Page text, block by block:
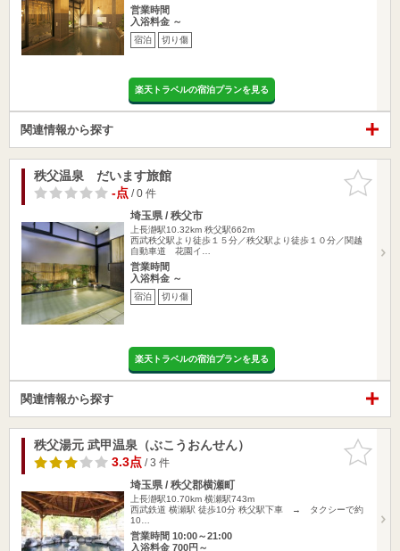
営業時間
入浴料金 ～
宿泊 切り傷
楽天トラベルの宿泊プランを見る
関連情報から探す
お気に入
りに追加
秩父温泉 だいます旅館
-点/ 0 件
埼玉県 / 秩父市
上長瀞駅10.32km 秩父駅662m
西武秩父駅より徒歩１５分／秩父駅より徒歩１０分／関越
自動車道 花園イ…
営業時間
入浴料金 ～
宿泊 切り傷
楽天トラベルの宿泊プランを見る
関連情報から探す
お気に入
りに追加
秩父湯元 武甲温泉（ぶこうおんせん）
3.3点/ 3 件
埼玉県 / 秩父郡横瀬町
上長瀞駅10.70km 横瀬駅743m
西武鉄道 横瀬駅 徒歩10分 秩父駅下車 → タクシーで約
10…
営業時間 10:00～21:00
入浴料金 700円～